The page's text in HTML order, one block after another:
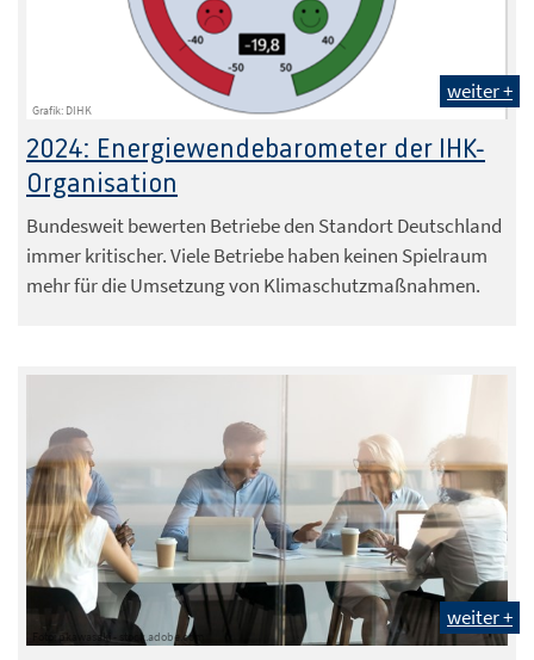
Grafik: DIHK
weiter +
2024: Energiewendebarometer der IHK-
Organisation
Bundesweit bewerten Betriebe den Standort Deutschland
immer kritischer. Viele Betriebe haben keinen Spielraum
mehr für die Umsetzung von Klimaschutzmaßnahmen.
Foto: pkawasaki - stock.adobe.com
weiter +